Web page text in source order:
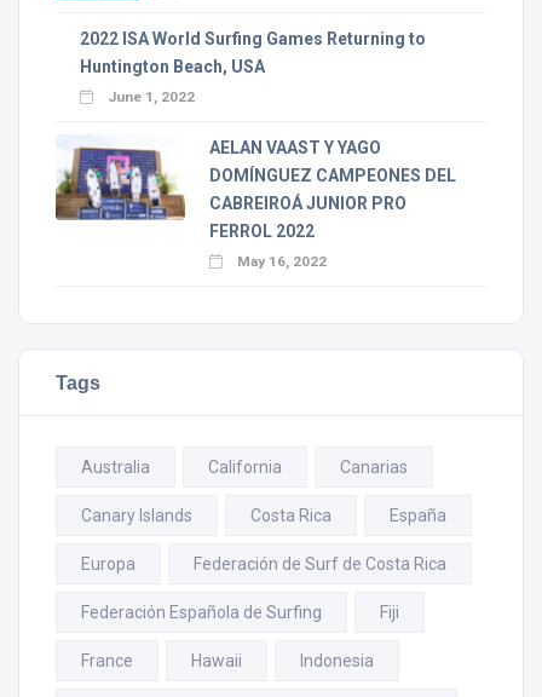
2022 ISA World Surfing Games Returning to
Huntington Beach, USA
June 1, 2022
AELAN VAAST Y YAGO
DOMÍNGUEZ CAMPEONES DEL
CABREIROÁ JUNIOR PRO
FERROL 2022
May 16, 2022
Tags
Australia California Canarias
Canary Islands Costa Rica España
Europa Federación de Surf de Costa Rica
Federación Española de Surfing Fiji
France Hawaii Indonesia